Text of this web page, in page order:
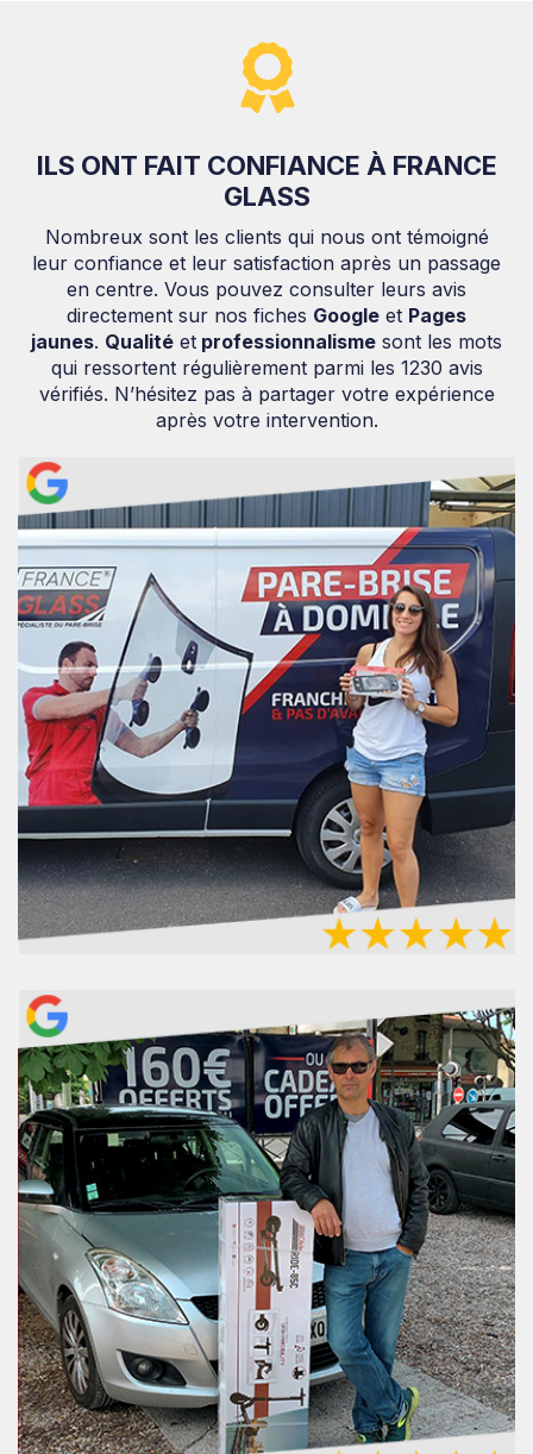
ILS ONT FAIT CONFIANCE À FRANCE
GLASS
Nombreux sont les clients qui nous ont témoigné
leur confiance et leur satisfaction après un passage
en centre. Vous pouvez consulter leurs avis
directement sur nos fiches Google et Pages
jaunes. Qualité et professionnalisme sont les mots
qui ressortent régulièrement parmi les 1230 avis
vérifiés. N’hésitez pas à partager votre expérience
après votre intervention.